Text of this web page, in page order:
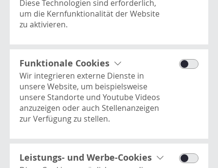
NEUER
ÜBERSICHT
ÄLTER
Diese Technologien sind erforderlich,
um die Kernfunktionalität der Website
zu aktivieren.
Dieses Cookie enthält
Basisinformationen zur Benutzer-
Session und ist essentiell für die
Website.
Funktionale Cookies
Wir integrieren externe Dienste in
unsere Website, um beispielsweise
unsere Standorte und Youtube Videos
anzuzeigen oder auch Stellenanzeigen
zur Verfügung zu stellen.
Dies ist ein Video-Player-Dienst. Es kann
vom Benutzer verwendet werden, um
Dient als Basis für die Anzeige unserer
Leistungs- und Werbe-Cookies
Newsletter